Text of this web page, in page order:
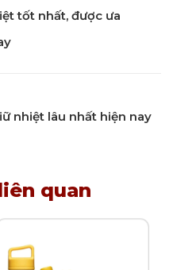
Sommeliers
tốt nhất, được ưa
nhiệt lâu nhất hiện nay
quan